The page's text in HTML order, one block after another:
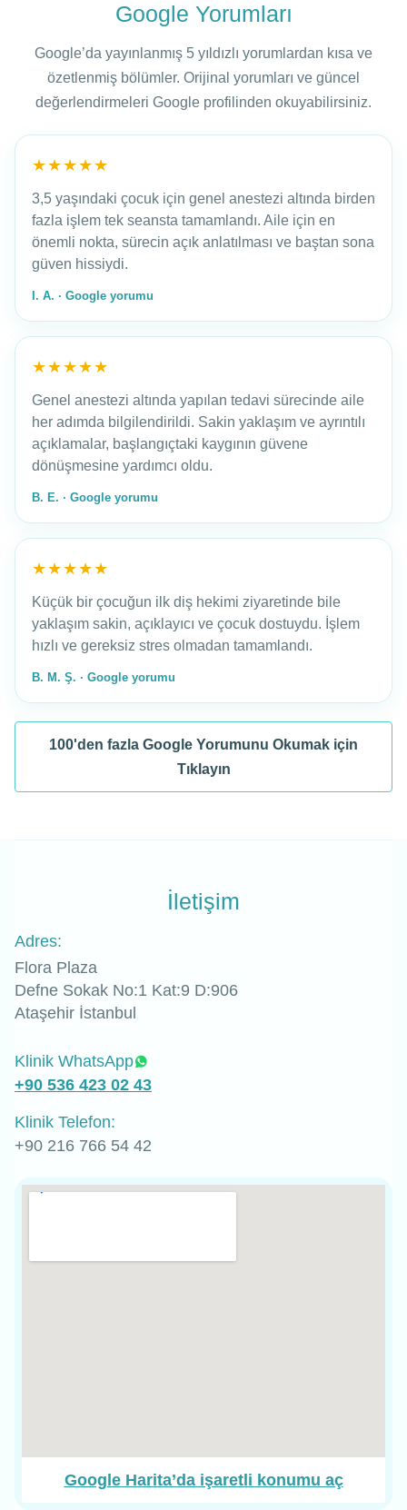
Google Yorumları
Google’da yayınlanmış 5 yıldızlı yorumlardan kısa ve
özetlenmiş bölümler. Orijinal yorumları ve güncel
değerlendirmeleri Google profilinden okuyabilirsiniz.
★★★★★
3,5 yaşındaki çocuk için genel anestezi altında birden
fazla işlem tek seansta tamamlandı. Aile için en
önemli nokta, sürecin açık anlatılması ve baştan sona
güven hissiydi.
I. A. · Google yorumu
★★★★★
Genel anestezi altında yapılan tedavi sürecinde aile
her adımda bilgilendirildi. Sakin yaklaşım ve ayrıntılı
açıklamalar, başlangıçtaki kaygının güvene
dönüşmesine yardımcı oldu.
B. E. · Google yorumu
★★★★★
Küçük bir çocuğun ilk diş hekimi ziyaretinde bile
yaklaşım sakin, açıklayıcı ve çocuk dostuydu. İşlem
hızlı ve gereksiz stres olmadan tamamlandı.
B. M. Ş. · Google yorumu
100'den fazla Google Yorumunu Okumak için
Tıklayın
İletişim
Adres:
Flora Plaza
Defne Sokak No:1 Kat:9 D:906
Ataşehir İstanbul
Klinik WhatsApp
+90 536 423 02 43
Klinik Telefon:
+90 216 766 54 42
Google Harita’da işaretli konumu aç